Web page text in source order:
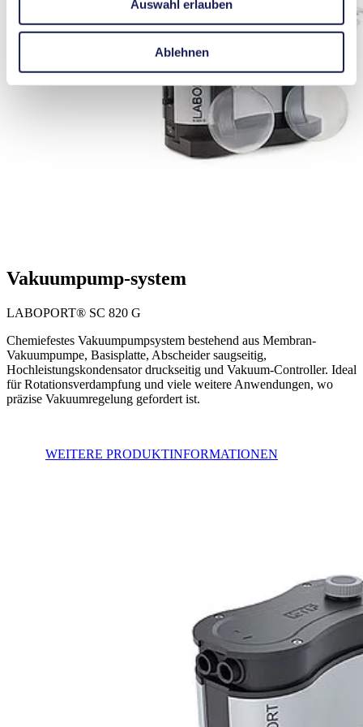
Auswahl erlauben
Ablehnen
Vakuumpump-system
LABOPORT® SC 820 G
Chemiefestes Vakuumpumpsystem bestehend aus Membran-
Vakuumpumpe, Basisplatte, Abscheider saugseitig,
Hochleistungskondensator druckseitig und Vakuum-Controller. Ideal
für Rotationsverdampfung und viele weitere Anwendungen, wo
präzise Vakuumregelung gefordert ist.
WEITERE PRODUKTINFORMATIONEN